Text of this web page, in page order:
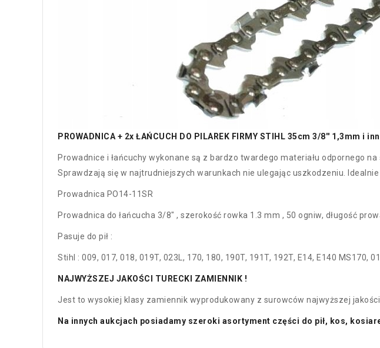
PROWADNICA + 2x ŁAŃCUCH DO PILAREK FIRMY STIHL 35cm 3/8'' 1,3mm i
Prowadnice i łańcuchy wykonane są z bardzo twardego materiału odpornego
Sprawdzają się w najtrudniejszych warunkach nie ulegając uszkodzeniu.
Prowadnica PO14-11SR
Prowadnica do łańcucha 3/8" , szerokość rowka 1.3 mm , 50 ogniw, długość
Pasuje do pił :
Stihl : 009, 017, 018, 019T, 023L, 170, 180, 190T, 191T, 192T, E14, E140 MS170,
NAJWYŻSZEJ JAKOŚCI TURECKI ZAMIENNIK !
Jest to wysokiej klasy zamiennik wyprodukowany z surowców najwyższej jakości
Na innych aukcjach posiadamy szeroki asortyment części do pił, kos,